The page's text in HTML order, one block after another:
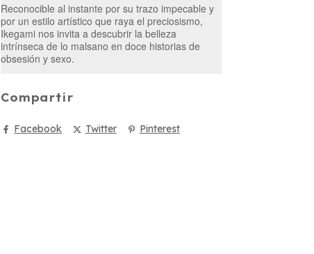
Reconocible al instante por su trazo impecable y
por un estilo artístico que raya el preciosismo,
Ikegami nos invita a descubrir la belleza
intrínseca de lo malsano en doce historias de
obsesión y sexo.
Compartir
Facebook Twitter Pinterest